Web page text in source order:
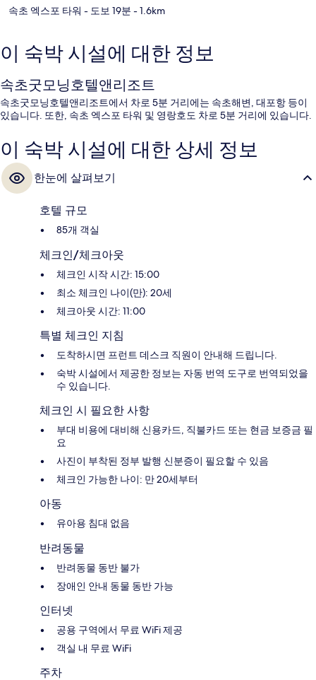
속초 엑스포 타워 - 도보 19분 - 1.6km
이 숙박 시설에 대한 정보
속초굿모닝호텔앤리조트
속초굿모닝호텔앤리조트에서 차로 5분 거리에는 속초해변, 대포항 등이
있습니다. 또한, 속초 엑스포 타워 및 영랑호도 차로 5분 거리에 있습니다.
이 숙박 시설에 대한 상세 정보
한눈에 살펴보기
호텔 규모
85개 객실
체크인/체크아웃
체크인 시작 시간: 15:00
최소 체크인 나이(만): 20세
체크아웃 시간: 11:00
특별 체크인 지침
도착하시면 프런트 데스크 직원이 안내해 드립니다.
숙박 시설에서 제공한 정보는 자동 번역 도구로 번역되었을
수 있습니다.
체크인 시 필요한 사항
부대 비용에 대비해 신용카드, 직불카드 또는 현금 보증금 필
요
사진이 부착된 정부 발행 신분증이 필요할 수 있음
체크인 가능한 나이: 만 20세부터
아동
유아용 침대 없음
반려동물
반려동물 동반 불가
장애인 안내 동물 동반 가능
인터넷
공용 구역에서 무료 WiFi 제공
객실 내 무료 WiFi
주차